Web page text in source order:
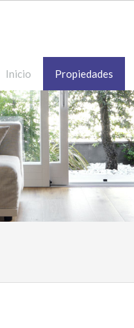
Inicio Propiedades